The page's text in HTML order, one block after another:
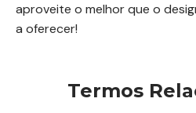
aproveite o melhor que o
a oferecer!
Termos